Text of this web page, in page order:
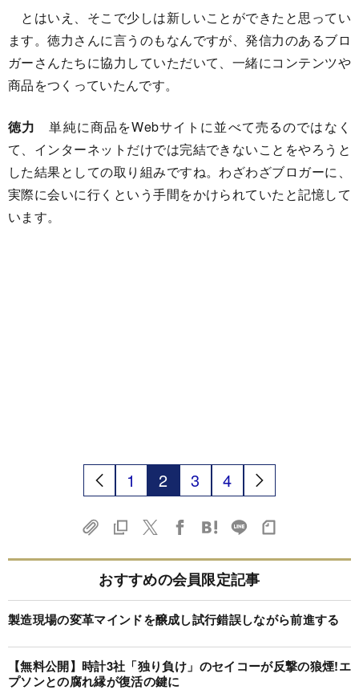
とはいえ、そこで少しは新しいことができたと思ってい
ます。徳力さんに言うのもなんですが、発信力のあるブロ
ガーさんたちに協力していただいて、一緒にコンテンツや
商品をつくっていたんです。
徳力 単純に商品をWebサイトに並べて売るのではなく
て、インターネットだけでは完結できないことをやろうと
した結果としての取り組みですね。わざわざブロガーに、
実際に会いに行くという手間をかけられていたと記憶して
います。
1 2 3 4
おすすめの会員限定記事
製造現場の変革マインドを醸成し試行錯誤しながら前進する
【無料公開】時計3社「独り負け」のセイコーが反撃の狼煙!エ
プソンとの腐れ縁が復活の鍵に